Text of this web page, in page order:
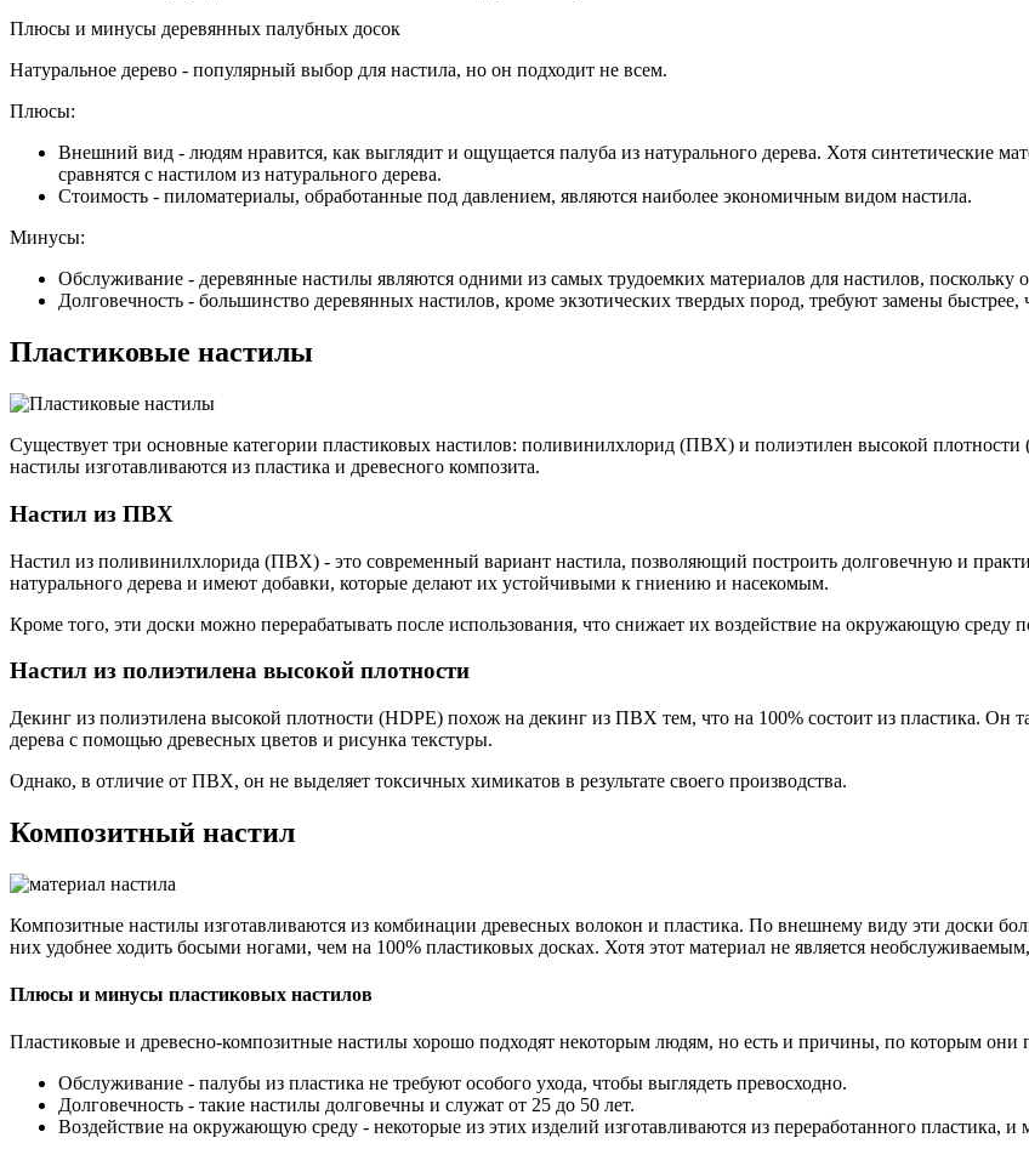
Плюсы и минусы деревянных палубных досок
Натуральное дерево - популярный выбор для настила, но он подходит не всем.
Плюсы:
Внешний вид - людям нравится, как выглядит и ощущается палуба из натурального дерева. Хотя синтетические
сравнятся с настилом из натурального дерева.
Стоимость - пиломатериалы, обработанные под давлением, являются наиболее экономичным видом настила.
Минусы:
Обслуживание - деревянные настилы являются одними из самых трудоемких материалов для настилов, поскольку
Долговечность - большинство деревянных настилов, кроме экзотических твердых пород, требуют замены быстрее,
Пластиковые настилы
Существует три основные категории пластиковых настилов: поливинилхлорид (ПВХ) и полиэтилен высокой
настилы изготавливаются из пластика и древесного композита.
Настил из ПВХ
Настил из поливинилхлорида (ПВХ) - это современный вариант настила, позволяющий построить долговечную и
натурального дерева и имеют добавки, которые делают их устойчивыми к гниению и насекомым.
Кроме того, эти доски можно перерабатывать после использования, что снижает их воздействие на окружающую среду
Настил из полиэтилена высокой плотности
Декинг из полиэтилена высокой плотности (HDPE) похож на декинг из ПВХ тем, что на 100% состоит из пластика. Он
дерева с помощью древесных цветов и рисунка текстуры.
Однако, в отличие от ПВХ, он не выделяет токсичных химикатов в результате своего производства.
Композитный настил
Композитные настилы изготавливаются из комбинации древесных волокон и пластика. По внешнему виду эти доски
них удобнее ходить босыми ногами, чем на 100% пластиковых досках. Хотя этот материал не является
Плюсы и минусы пластиковых настилов
Пластиковые и древесно-композитные настилы хорошо подходят некоторым людям, но есть и причины, по которым они
Обслуживание - палубы из пластика не требуют особого ухода, чтобы выглядеть превосходно.
Долговечность - такие настилы долговечны и служат от 25 до 50 лет.
Воздействие на окружающую среду - некоторые из этих изделий изготавливаются из переработанного пластика,